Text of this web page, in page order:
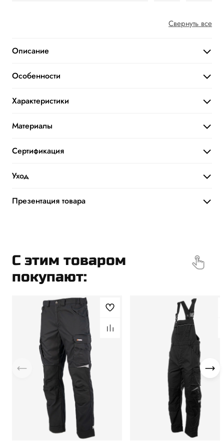
Свернуть все
Описание
Особенности
Характеристики
Материалы
Сертификация
Уход
Презентация товара
C этим товаром
покупают: